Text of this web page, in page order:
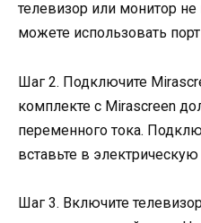
телевизор или монитор
можете использовать порт
Шаг 2. Подключите
комплекте с Mirascreen
переменного тока.
вставьте в электрическую
Шаг 3. Включите